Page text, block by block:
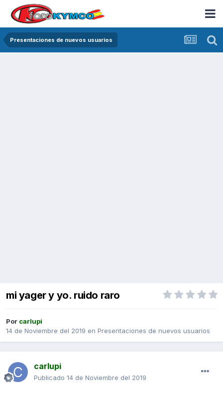
Presentaciones de nuevos usuarios
mi yager y yo. ruido raro
Por carlupi
14 de Noviembre del 2019 en Presentaciones de nuevos usuarios
carlupi
Publicado 14 de Noviembre del 2019